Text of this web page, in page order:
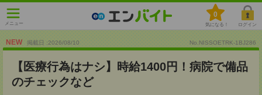
メニュー
0
気になる！ ログイン
NEW 掲載日 :2026/08/10 No.NISSOETRK-1BJ286
【医療行為はナシ】時給1400円！病院で備品
のチェックなど